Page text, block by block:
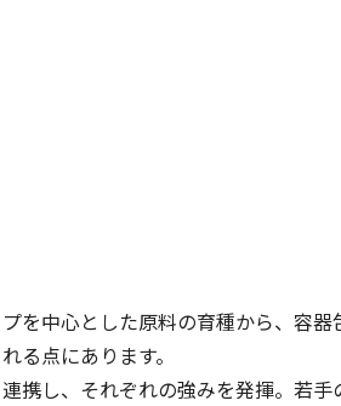
を中心とした原料の育種から、容
る点にあります。
携し、それぞれの強みを発揮。若